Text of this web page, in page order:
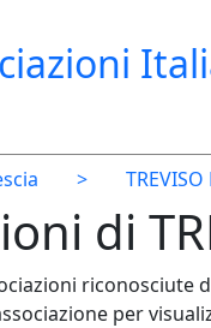
> TREVISO
di
riconosciute
per